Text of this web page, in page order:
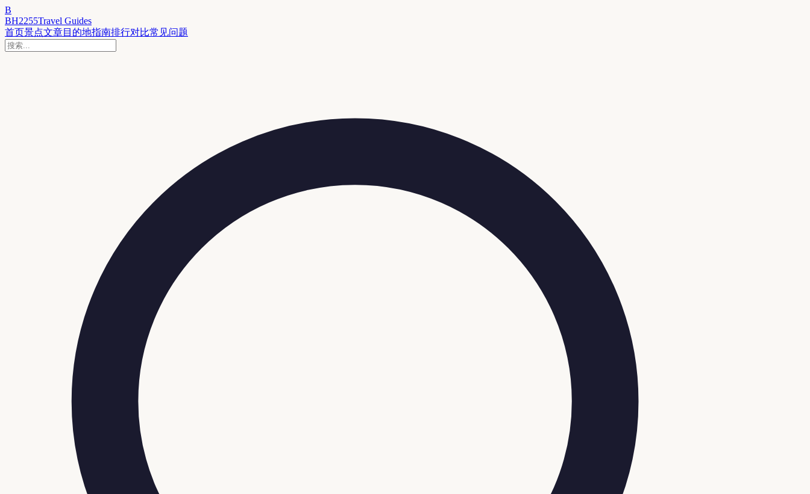
B
BH2255Travel Guides
首页景点文章目的地指南排行对比常见问题